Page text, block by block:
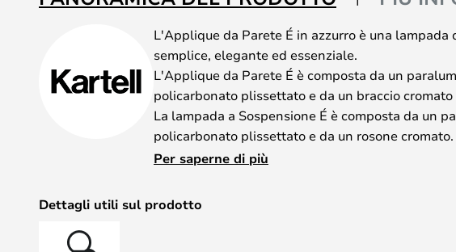
L'Applique da Parete É in azzurro è una lampada
semplice, elegante ed essenziale.
L'Applique da Parete É è composta da un
policarbonato plissettato e da un braccio cromato
La lampada a Sospensione É è composta da un
policarbonato plissettato e da un rosone cromato.
essere regolato per adattarsi ad altezze da 20 a
Per saperne di più
Dettagli utili sul prodotto